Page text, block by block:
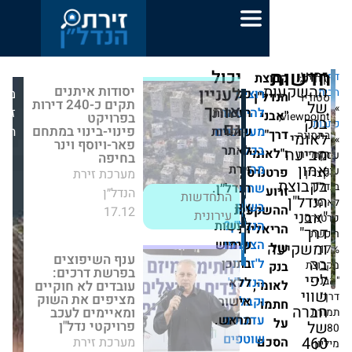
כל
הזכויות
שמורות
לאתר
זירת
הנדל״ן.
אין
לעשות
שימוש
בתוכן
ללא
אישור
מראש.
יכול
לעניין
אותך
גם
התחדשות
עירונית
יסודות איתנים
תקים כ-240 דירות
בפרויקט פינוי-בינוי
במתחם פאר-ויוסף
וינר בחיפה
מערכת זירת הנדל״ן
17.12
חדשות
ענף השיפוצים
בפרשת דרכים:
עובדים לא חוקיים
מציפים את השוק
ומאיימים לעכב
פרויקטי נדל"ן
מערכת זירת הנדל״ן
08.06
מערכת
זירת
הנדל״ן